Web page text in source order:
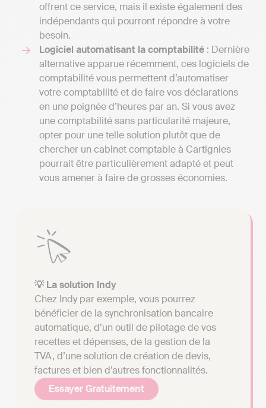
offrent ce service, mais il existe également des
indépendants qui pourront répondre à votre
besoin.
Logiciel automatisant la comptabilité : Dernière
alternative apparue récemment, ces logiciels de
comptabilité vous permettent d’automatiser
votre comptabilité et de faire vos déclarations
en une poignée d’heures par an. Si vous avez
une comptabilité sans particularité majeure,
opter pour une telle solution plutôt que de
chercher un cabinet comptable à Cartignies
pourrait être particulièrement adapté et peut
vous amener à faire de grosses économies.
💡 La solution Indy
Chez Indy par exemple, vous pourrez
bénéficier de la synchronisation bancaire
automatique, d’un outil de pilotage de vos
recettes et dépenses, de la gestion de la
TVA, d’une solution de création de devis,
factures et bien d’autres fonctionnalités.
Essayer Gratuitement